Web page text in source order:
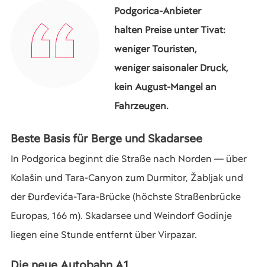
Podgorica-Anbieter
halten Preise unter Tivat:
weniger Touristen,
weniger saisonaler Druck,
kein August-Mangel an
Fahrzeugen.
Beste Basis für Berge und Skadarsee
In Podgorica beginnt die Straße nach Norden — über
Kolašin und Tara-Canyon zum Durmitor, Žabljak und
der Đurđevića-Tara-Brücke (höchste Straßenbrücke
Europas, 166 m). Skadarsee und Weindorf Godinje
liegen eine Stunde entfernt über Virpazar.